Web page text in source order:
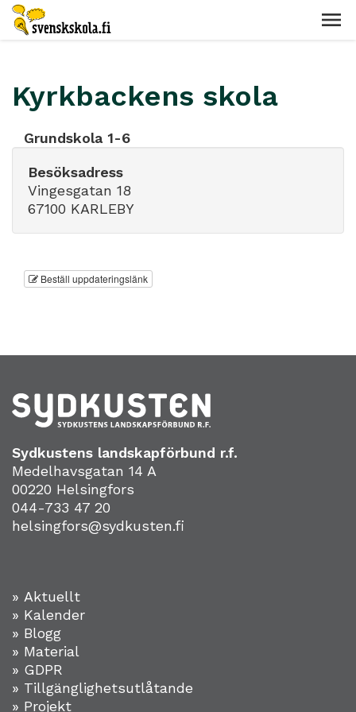
Kyrkbackens skola
Grundskola 1-6
Besöksadress
Vingesgatan 18
67100 KARLEBY
Beställ uppdateringslänk
Sydkustens landskapförbund r.f.
Medelhavsgatan 14 A
00220 Helsingfors
044-733 47 20
helsingfors@sydkusten.fi
» Aktuellt
» Kalender
» Blogg
» Material
» GDPR
» Tillgänglighetsutlåtande
» Projekt